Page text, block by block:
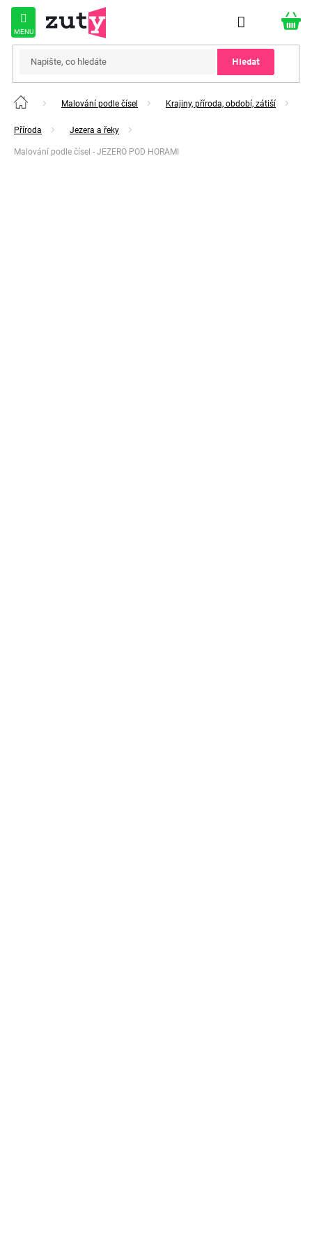
Přejít
obsah
Hledat
Domů Malování podle čísel Krajiny, příroda, období, zátiší
Příroda Jezera a řeky
Malování podle čísel - JEZERO POD HORAMI